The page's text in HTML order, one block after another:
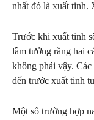
nhất đó là xuất tinh.
Trước khi xuất tinh
lầm tưởng rằng hai
không phải vậy.
đến trước xuất tinh
Một số trường hợp